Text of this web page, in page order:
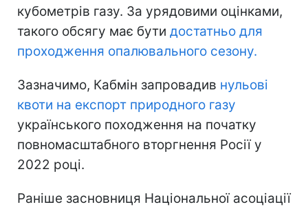
кубометрів газу. За урядовими оцінками,
такого обсягу має бути достатньо для
проходження опалювального сезону.
Зазначимо, Кабмін запровадив нульові
квоти на експорт природного газу
українського походження на початку
повномасштабного вторгнення Росії у
2022 році.
Раніше засновниця Національної асоціації